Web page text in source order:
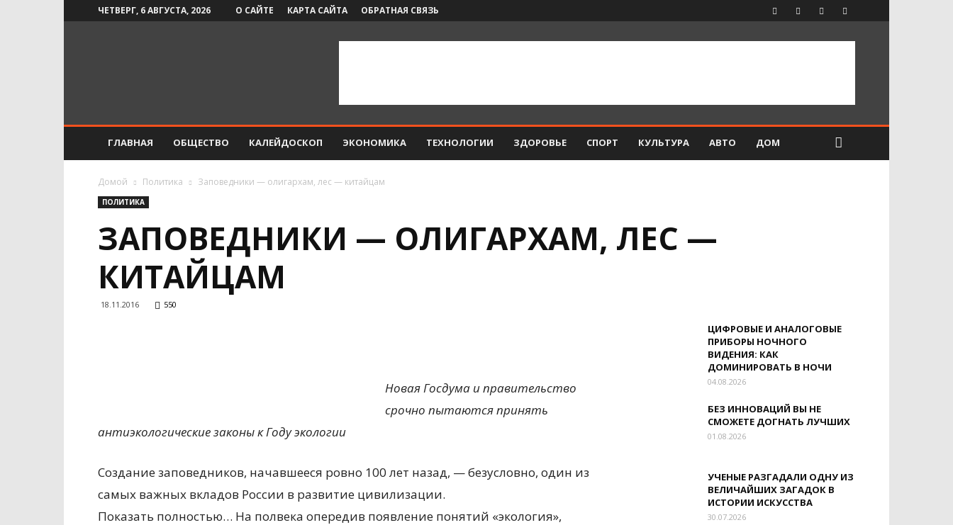
ЧЕТВЕРГ, 6 АВГУСТА, 2026 О САЙТЕ КАРТА САЙТА ОБРАТНАЯ СВЯЗЬ
ГЛАВНАЯ ОБЩЕСТВО КАЛЕЙДОСКОП ЭКОНОМИКА ТЕХНОЛОГИИ ЗДОРОВЬЕ СПОРТ КУЛЬТУРА АВТО ДОМ
Домой Политика Заповедники — олигархам, лес — китайцам
ПОЛИТИКА
ЗАПОВЕДНИКИ — ОЛИГАРХАМ, ЛЕС —
КИТАЙЦАМ
18.11.2016 550
Новая Госдума и правительство
срочно пытаются принять
антиэкологические законы к Году экологии
Создание заповедников, начавшееся ровно 100 лет назад, — безусловно, один из
самых важных вкладов России в развитие цивилизации.
Показать полностью… На полвека опередив появление понятий «экология»,
ЦИФРОВЫЕ И АНАЛОГОВЫЕ
ПРИБОРЫ НОЧНОГО
ВИДЕНИЯ: КАК
ДОМИНИРОВАТЬ В НОЧИ
04.08.2026
БЕЗ ИННОВАЦИЙ ВЫ НЕ
СМОЖЕТЕ ДОГНАТЬ ЛУЧШИХ
01.08.2026
УЧЕНЫЕ РАЗГАДАЛИ ОДНУ ИЗ
ВЕЛИЧАЙШИХ ЗАГАДОК В
ИСТОРИИ ИСКУССТВА
30.07.2026